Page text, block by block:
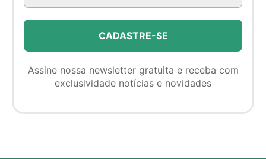
Assine nossa newsletter gratuita e receba com
exclusividade notícias e novidades